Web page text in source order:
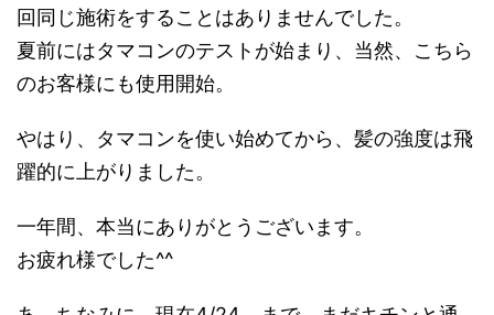
回同じ施術をすることはありませんでした。
夏前にはタマコンのテストが始まり、当然、こちら
のお客様にも使用開始。
やはり、タマコンを使い始めてから、髪の強度は飛
躍的に上がりました。
一年間、本当にありがとうございます。
お疲れ様でした^^